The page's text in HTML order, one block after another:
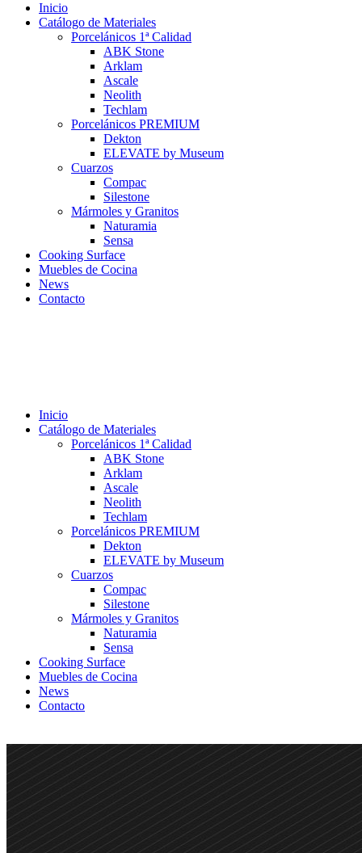
Inicio
Catálogo de Materiales
Porcelánicos 1ª Calidad
ABK Stone
Arklam
Ascale
Neolith
Techlam
Porcelánicos PREMIUM
Dekton
ELEVATE by Museum
Cuarzos
Compac
Silestone
Mármoles y Granitos
Naturamia
Sensa
Cooking Surface
Muebles de Cocina
News
Contacto
Inicio
Catálogo de Materiales
Porcelánicos 1ª Calidad
ABK Stone
Arklam
Ascale
Neolith
Techlam
Porcelánicos PREMIUM
Dekton
ELEVATE by Museum
Cuarzos
Compac
Silestone
Mármoles y Granitos
Naturamia
Sensa
Cooking Surface
Muebles de Cocina
News
Contacto